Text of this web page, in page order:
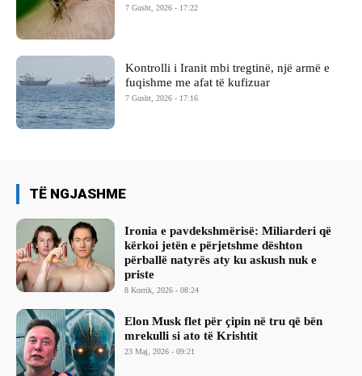
7 Gusht, 2026 - 17:22
Kontrolli i Iranit mbi tregtinë, një armë e
fuqishme me afat të kufizuar
7 Gusht, 2026 - 17:16
TË NGJASHME
Ironia e pavdekshmërisë: Miliarderi që
kërkoi jetën e përjetshme dështon
përballë natyrës aty ku askush nuk e
priste
8 Korrik, 2026 - 08:24
Elon Musk flet për çipin në tru që bën
mrekulli si ato të Krishtit
23 Maj, 2026 - 09:21